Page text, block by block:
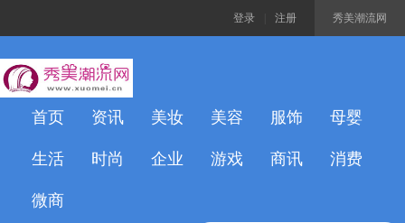
秀美潮流网
登录 注册
首页 资讯 美妆 美容 服饰 母婴
生活 时尚 企业 游戏 商讯 消费
微商